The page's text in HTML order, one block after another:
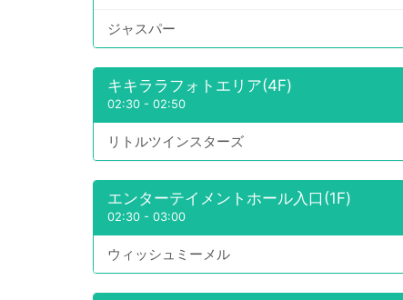
ジャスパー
キキララフォトエリア(4F)
02:30 - 02:50
リトルツインスターズ
エンターテイメントホール入口(1F)
02:30 - 03:00
ウィッシュミーメル